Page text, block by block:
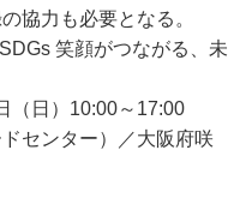
協力も必要となる。
笑顔がつながる、未
（日）10:00～17:00
センター）／大阪府咲